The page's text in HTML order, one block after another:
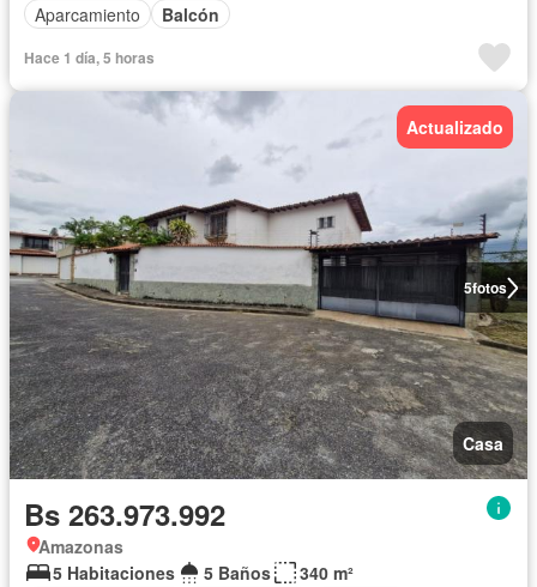
Aparcamiento
Balcón
Hace 1 día, 5 horas
5fotos
Actualizado
Casa
Bs 263.973.992
Amazonas
5 Habitaciones
5 Baños
340 m²